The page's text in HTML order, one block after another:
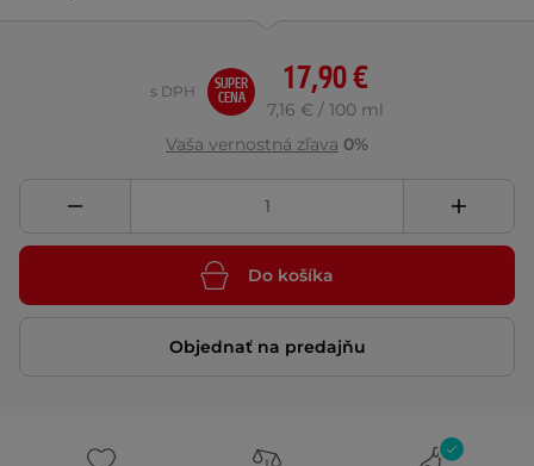
17,90 €
7,16 € / 100 ml
s DPH
SUPER
CENA
Vaša vernostná zľava 0%
Do košíka
Objednať na predajňu